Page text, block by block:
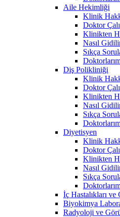
Aile Hekimliği
Klinik
Doktor
Klinikten
Nasıl
Sıkça
Diş Polikliniği
Klinik
Doktor
Klinikten
Nasıl
Sıkça
Diyetisyen
Klinik
Doktor
Klinikten
Nasıl
Sıkça
İç Hastalıkları ve
Biyokimya
Radyoloji ve